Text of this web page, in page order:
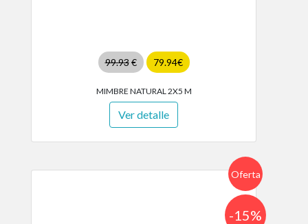
99.93€ 79.94€
MIMBRE NATURAL 2X5 M
Ver detalle
Oferta
-15%